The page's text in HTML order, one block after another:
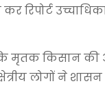
रिपोर्ट
मृतक किसान की
लोगों ने